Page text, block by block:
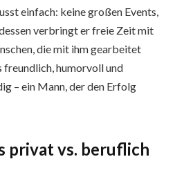
einfach: keine großen Events,
verbringt er freie Zeit mit
die mit ihm gearbeitet
freundlich, humorvoll und
– ein Mann, der den Erfolg
privat vs. beruflich